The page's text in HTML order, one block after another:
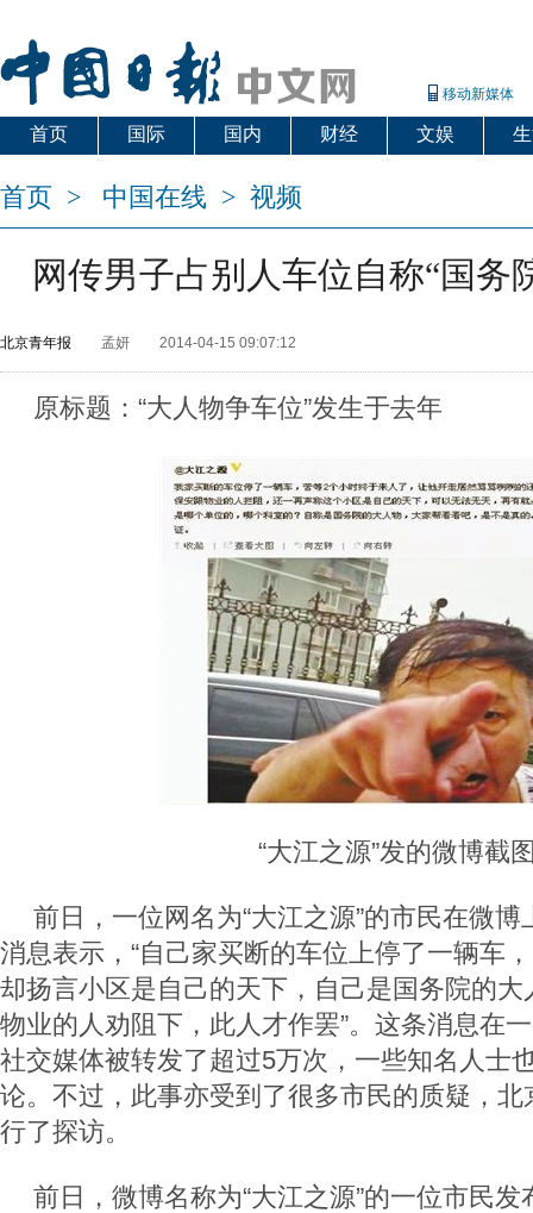
移动新媒体
首页 国际 国内 财经 文娱
首页 > 中国在线 > 视频
网传男子占别人车位自称“国务
北京青年报 孟妍 2014-04-15 09:07:12
原标题：“大人物争车位”发生于去年
“大江之源”发的微博截
前日，一位网名为“大江之源”的市民在微
消息表示，“自己家买断的车位上停了一辆车
却扬言小区是自己的天下，自己是国务院的
物业的人劝阻下，此人才作罢”。这条消息在
社交媒体被转发了超过5万次，一些知名人士
论。不过，此事亦受到了很多市民的质疑，
行了探访。
前日，微博名称为“大江之源”的一位市民